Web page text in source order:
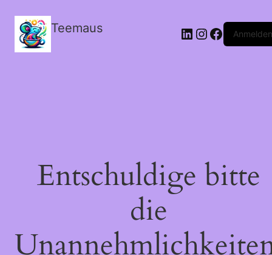
Teemaus LinkedIn
Instagram
FacebookAnmelden
Entschuldige bitte
die